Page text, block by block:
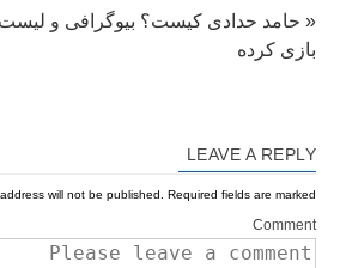
« حامد حدادی کیست؟ بیوگرافی و لیست
بازی کرده
LEAVE A REPLY
will not be published. Required fields are marked
Comment